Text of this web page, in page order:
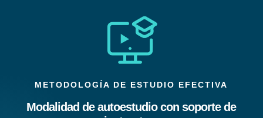
METODOLOGÍA DE ESTUDIO EFECTIVA
Modalidad de autoestudio con soporte de